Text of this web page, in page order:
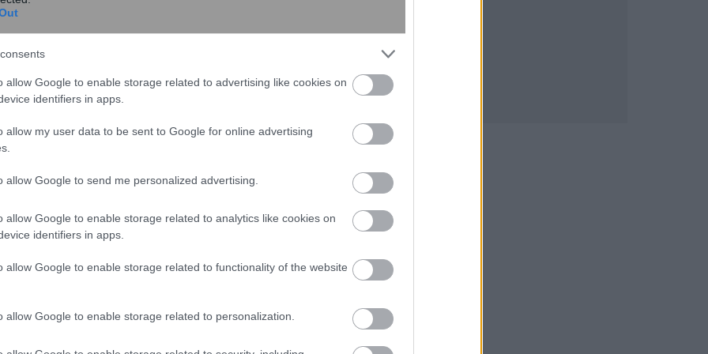
allow Google to enable storage related to advertising like cookies on
identifiers in apps.
allow my user data to be sent to Google for online advertising
allow Google to send me personalized advertising.
allow Google to enable storage related to analytics like cookies on
identifiers in apps.
allow Google to enable storage related to functionality of the website
allow Google to enable storage related to personalization.
χώρες της Ευρωζώνης
που καταγράφηκαν στην Ευρωζώνη ήταν στη
(5,2%), στη Λιθουανία (4,9%), στη Ελλάδα
σημειώθηκαν στη Φινλανδία (2,3%), στη